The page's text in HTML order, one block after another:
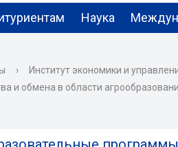
Наука
› Институт экономики и
и обмена в области